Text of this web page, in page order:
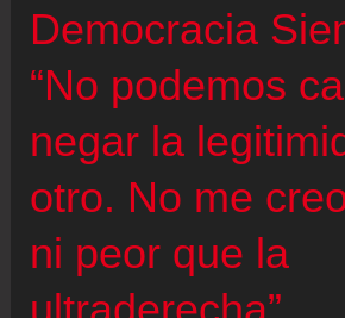
el
exterior
Democracia
“No podemos
negar la
otro. No me
ni peor que la